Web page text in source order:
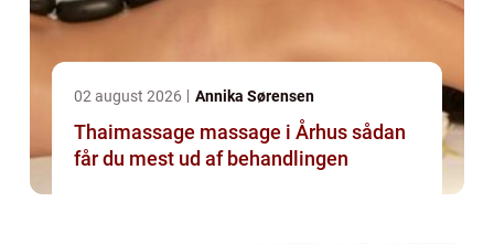
02 august 2026 Annika Sørensen
Thaimassage massage i Århus sådan
får du mest ud af behandlingen